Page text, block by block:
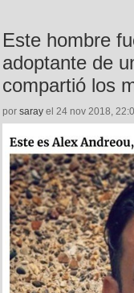
Este hombre
adoptante de
compartió los
por saray el 24 nov 2018,